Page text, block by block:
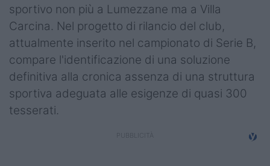
Serie A
Serie B
Serie C
Femminile
sportivo non più a Lumezzane ma a Villa
Carcina. Nel progetto di rilancio del club,
attualmente inserito nel campionato di Serie B,
compare l'identificazione di una soluzione
definitiva alla cronica assenza di una struttura
sportiva adeguata alle esigenze di quasi 300
tesserati.